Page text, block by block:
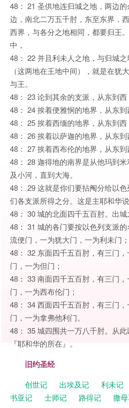
48： 21 圣供地连归城之地，两边
边，南北二万五千肘，东至东界，
西界，与各分之地相同，都要归王
中，
48： 22 并且利未人之地，与归城
（这两地在王地中间），就是在犹
与王。
48： 23 论到其余的支派，从东到西
48： 24 挨着便雅悯的地界，从东到
48： 25 挨着西缅的地界，从东到西
48： 26 挨着以萨迦的地界，从东到
48： 27 挨着西布伦的地界，从东到
48： 28 迦得地的南界是从他玛到
及小河，直到大海。
48： 29 这就是你们要拈阄分给以
们各支派所得之分。这是主耶和华说
48： 30 城的北面四千五百肘。出城
48： 31 城的各门要按以色列支派
流便门，一为犹大门，一为利未门；
48： 32 东面四千五百肘，有三门
门，一为但门；
48： 33 南面四千五百肘，有三门
门，一为西布伦门；
48： 34 西面四千五百肘，有三门
门，一为拿弗他利门。
48： 35 城四围共一万八千肘。从
『耶和华的所在』。
旧约圣经
创世记 出埃及记 利未记
书亚记
士师记 路得记 撒